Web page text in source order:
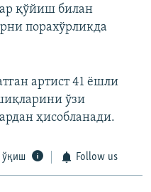
қўйиш билан
порахўрликда
артист 41 ёшли
ўзи
ҳисобланади.
ўқиш Follow us